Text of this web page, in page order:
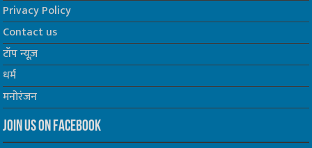
Privacy Policy
Contact us
टॉप न्यूज़
धर्म
मनोरंजन
Join us on Facebook